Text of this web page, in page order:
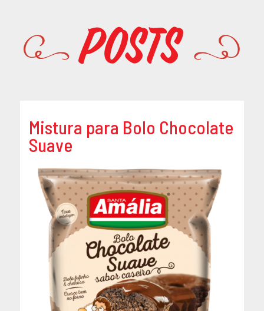
Posts
Mistura para Bolo Chocolate
Suave